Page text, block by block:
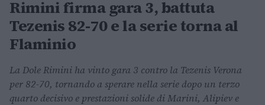
Rimini firma gara 3, battuta
Tezenis 82-70 e la serie torna al
Flaminio
La Dole Rimini ha vinto gara 3 contro la Tezenis Verona
per 82-70, tornando a sperare nella serie dopo un terzo
quarto decisivo e prestazioni solide di Marini, Alipiev e